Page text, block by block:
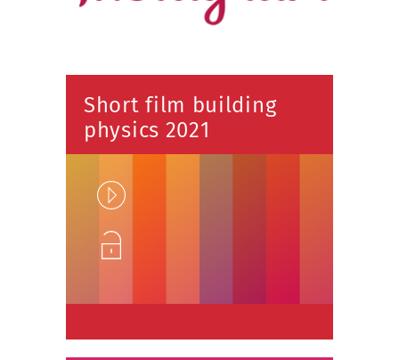
Short film building
physics 2021
Play
Unlock